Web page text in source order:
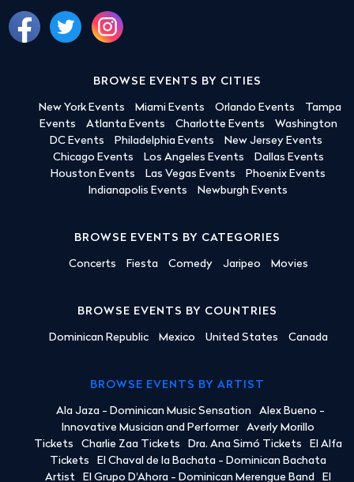
BROWSE EVENTS BY CITIES
New York Events Miami Events Orlando Events
Tampa
Events
Atlanta Events Charlotte Events
Washington
DC Events
Philadelphia Events
New Jersey Events
Chicago Events
Los Angeles Events
Dallas Events
Houston Events
Las Vegas Events
Phoenix Events
Indianapolis Events
Newburgh Events
BROWSE EVENTS BY CATEGORIES
Concerts Fiesta Comedy Jaripeo Movies
BROWSE EVENTS BY COUNTRIES
Dominican Republic Mexico United States Canada
BROWSE EVENTS BY ARTIST
Ala Jaza - Dominican Music Sensation
Alex Bueno -
Innovative Musician and Performer
Averly Morillo
Tickets
Charlie Zaa Tickets Dra. Ana Simó Tickets
El Alfa
Tickets
El Chaval de la Bachata - Dominican Bachata
Artist
El Grupo D'Ahora - Dominican Merengue Band El